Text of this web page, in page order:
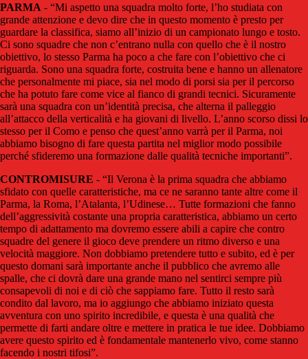
PARMA - “Mi aspetto una squadra molto forte, l’ho studiata con
grande attenzione e devo dire che in questo momento è presto per
guardare la classifica, siamo all’inizio di un campionato lungo e tosto.
Ci sono squadre che non c’entrano nulla con quello che è il nostro
obiettivo, lo stesso Parma ha poco a che fare con l’obiettivo che ci
riguarda. Sono una squadra forte, costruita bene e hanno un allenatore
che personalmente mi piace, sia nel modo di porsi sia per il percorso
che ha potuto fare come vice al fianco di grandi tecnici. Sicuramente
sarà una squadra con un’identità precisa, che alterna il palleggio
all’attacco della verticalità e ha giovani di livello. L’anno scorso dissi lo
stesso per il Como e penso che quest’anno varrà per il Parma, noi
abbiamo bisogno di fare questa partita nel miglior modo possibile
perché sfideremo una formazione dalle qualità tecniche importanti”.
CONTROMISURE - “Il Verona è la prima squadra che abbiamo
sfidato con quelle caratteristiche, ma ce ne saranno tante altre come il
Parma, la Roma, l’Atalanta, l’Udinese… Tutte formazioni che fanno
dell’aggressività costante una propria caratteristica, abbiamo un certo
tempo di adattamento ma dovremo essere abili a capire che contro
squadre del genere il gioco deve prendere un ritmo diverso e una
velocità maggiore. Non dobbiamo pretendere tutto e subito, ed è per
questo domani sarà importante anche il pubblico che avremo alle
spalle, che ci dovrà dare una grande mano nel sentirci sempre più
consapevoli di noi e di ciò che sappiamo fare. Tutto il resto sarà
condito dal lavoro, ma io aggiungo che abbiamo iniziato questa
avventura con uno spirito incredibile, e questa è una qualità che
permette di farti andare oltre e mettere in pratica le tue idee. Dobbiamo
avere questo spirito ed è fondamentale mantenerlo vivo, come stanno
facendo i nostri tifosi”.